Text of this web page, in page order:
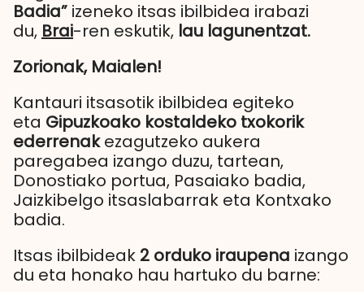
Badia” izeneko itsas ibilbidea irabazi
du, Brai-ren eskutik, lau lagunentzat.
Zorionak, Maialen!
Kantauri itsasotik ibilbidea egiteko
eta Gipuzkoako kostaldeko txokorik
ederrenakezagutzeko aukera
paregabea izango duzu, tartean,
Donostiako portua, Pasaiako badia,
Jaizkibelgo itsaslabarrak eta Kontxako
badia.
Itsas ibilbideak 2 orduko iraupena izango
du eta honako hau hartuko du barne: